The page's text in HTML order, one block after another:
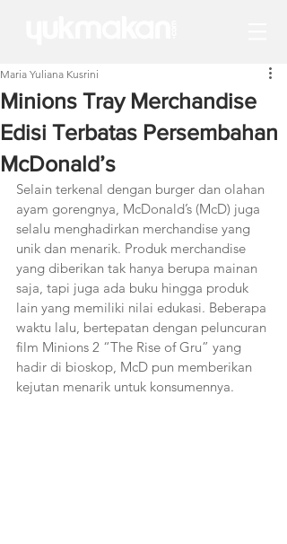
Minions Tray Merchandise
Edisi Terbatas Persembahan
McDonald’s
Maria Yuliana Kusrini
Selain terkenal dengan burger dan olahan
ayam gorengnya, McDonald’s (McD) juga
selalu menghadirkan merchandise yang
unik dan menarik. Produk merchandise
yang diberikan tak hanya berupa mainan
saja, tapi juga ada buku hingga produk
lain yang memiliki nilai edukasi. Beberapa
waktu lalu, bertepatan dengan peluncuran
film Minions 2 “The Rise of Gru” yang
hadir di bioskop, McD pun memberikan
kejutan menarik untuk konsumennya.